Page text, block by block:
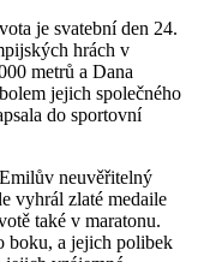
je svatební den 24.
hrách v
metrů a Dana
jejich společného
do sportovní
neuvěřitelný
vyhrál zlaté medaile
také v maratonu.
boku, a jejich polibek